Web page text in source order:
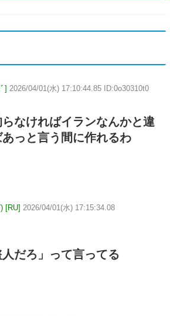
] 2026/04/01(水) 17:10:44.85 ID:0o30310t0
なければイランなんかと違
っと言う間に作れるわ
[RU] 2026/04/01(水) 17:15:34.08
だろ」って言ってる